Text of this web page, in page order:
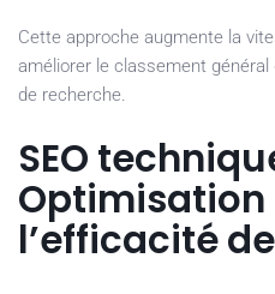
Cette approche augmente la
améliorer le classement
de recherche.
SEO
Optimisation
l’efficacité